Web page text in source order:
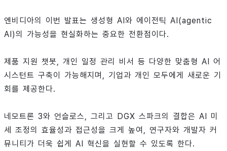
엔비디아의 이번 발표는 생성형 AI와 에이전틱 AI(agentic
AI)의 가능성을 현실화하는 중요한 전환점이다.
제품 지원 챗봇, 개인 일정 관리 비서 등 다양한 맞춤형 AI 어
시스턴트 구축이 가능해지며, 기업과 개인 모두에게 새로운 기
회를 제공한다.
네모트론 3와 언슬로스, 그리고 DGX 스파크의 결합은 AI 미
세 조정의 효율성과 접근성을 크게 높여, 연구자와 개발자 커
뮤니티가 더욱 쉽게 AI 혁신을 실현할 수 있도록 한다.